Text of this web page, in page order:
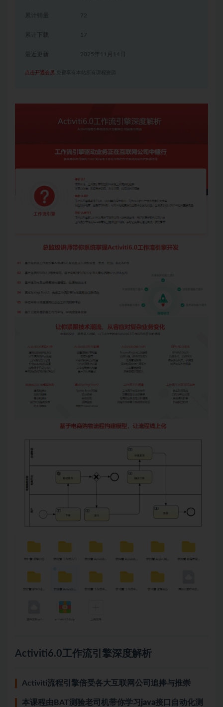
累计销量 72
累计下载 17
2025年11月14日
点击开通会员 免费享有本站所有课程资源
Activiti6.0工作流引擎深度解析
Activiti流程引擎倍受各大互联网公司追捧与推崇
本课程由BAT测验老司机带你学习 java接口自动化测